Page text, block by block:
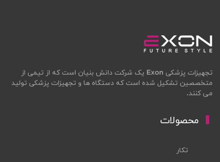
تجهیزات پزشکی Exon یک شرکت دانش بنیان است که از تیمی از
متخصصین تشکیل شده است که دستگاه ها و تجهیزات پزشکی تولید
می کنند.
محصولات
تکار